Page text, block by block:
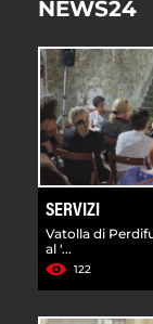
NEWS24
SERVIZI
Vatolla di
al '...
122